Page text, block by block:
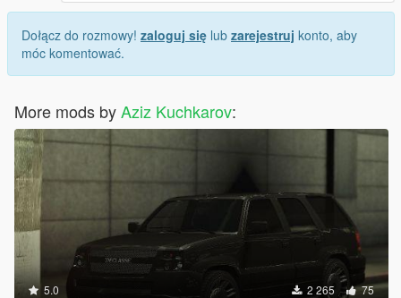
Dołącz do rozmowy! zaloguj się lub zarejestruj konto, aby
móc komentować.
More mods byAziz Kuchkarov:
5.0 2 265 75